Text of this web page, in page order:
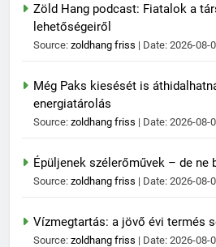
Zöld Hang podcast: Fiatalok a
lehetőségeiről
Source: zoldhang friss Date: 2026-08-
Még Paks kiesését is
energiatárolás
Source: zoldhang friss Date: 2026-08-
Épüljenek szélerőművek – de ne
Source: zoldhang friss Date: 2026-08-
Vízmegtartás: a jövő évi termés
Source: zoldhang friss Date: 2026-08-